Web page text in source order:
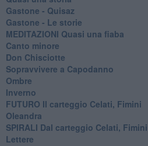
Gastone - Quisaz
Gastone - Le storie
MEDITAZIONI Quasi una fiaba
Canto minore
Don Chisciotte
Sopravvivere a Capodanno
Ombre
Inverno
FUTURO Il carteggio Celati, Fimini
Oleandra
SPIRALI Dal carteggio Celati,
Lettere